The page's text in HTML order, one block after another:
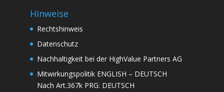
Hinweise
Rechtshinweis
Datenschutz
Nachhaltigkeit bei der HighValue Partners AG
Mitwirkungspolitik ENGLISH – DEUTSCH
Nach Art.367k PRG: DEUTSCH